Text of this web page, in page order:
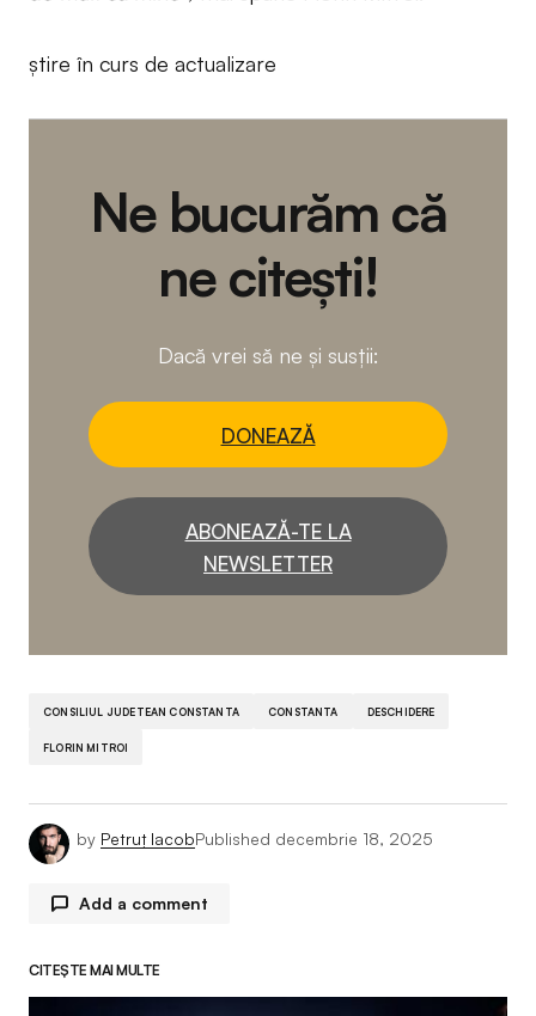
știre în curs de actualizare
Ne bucurăm că
ne citești!
Dacă vrei să ne și susții:
DONEAZĂ
ABONEAZĂ-TE LA
NEWSLETTER
CONSILIUL JUDETEAN CONSTANTA CONSTANTA DESCHIDERE
FLORIN MITROI
by Petruț IacobPublished decembrie 18, 2025
Add a comment
CITEȘTE MAI MULTE